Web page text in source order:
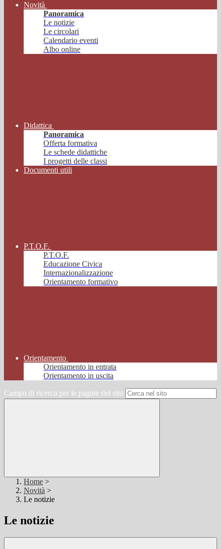
Novità
Panoramica
Le notizie
Le circolari
Calendario eventi
Albo online
Didattica
Panoramica
Offerta formativa
Le schede didattiche
I progetti delle classi
Documenti utili
P.T.O.F.
P.T.O.F.
Educazione Civica
Internazionalizzazione
Orientamento formativo
Orientamento
Orientamento in entrata
Orientamento in uscita
Campo di ricerca per le pagine del sito
Home >
Novità >
Le notizie
Le notizie